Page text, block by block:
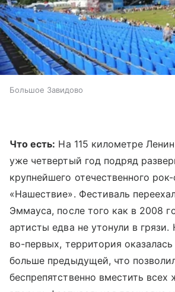
Большое Завидово
Что есть: На 115 километре
уже четвертый год подряд
крупнейшего отечественного
«Нашествие». Фестиваль
Эммауса, после того как в 2008
артисты едва не утонули в
во-первых, территория
больше предыдущей, что
беспрепятственно вместить